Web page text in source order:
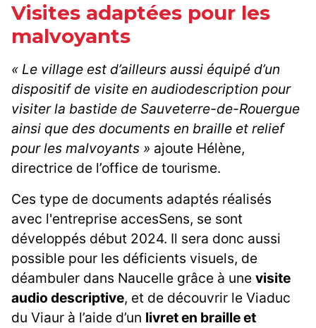
Visites adaptées pour les
malvoyants
« Le village est d’ailleurs aussi équipé d’un
dispositif de visite en audiodescription pour
visiter la bastide de Sauveterre-de-Rouergue
ainsi que des documents en braille et relief
pour les malvoyants » ajoute Hélène,
directrice de l’office de tourisme.
Ces type de documents adaptés réalisés
avec l'entreprise accesSens, se sont
développés début 2024. Il sera donc aussi
possible pour les déficients visuels, de
déambuler dans Naucelle grâce à une visite
audio descriptive, et de découvrir le Viaduc
du Viaur à l’aide d’un livret en braille et